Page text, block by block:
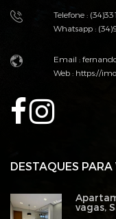
Telefone :
Whatsapp :
Email :
Web :https://
DESTAQUES
vagas,